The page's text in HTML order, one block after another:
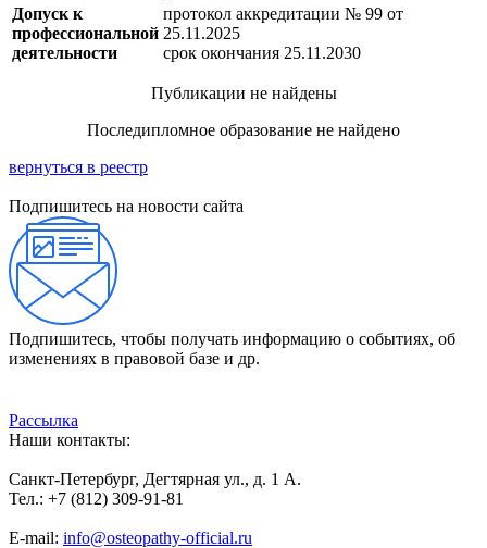
Допуск к
профессиональной
деятельности
протокол аккредитации № 99 от
25.11.2025
срок окончания 25.11.2030
Публикации не найдены
Последипломное образование не найдено
вернуться в реестр
Подпишитесь на новости сайта
Подпишитесь, чтобы получать информацию о событиях, об
изменениях в правовой базе и др.
Рассылка
Наши контакты:
Санкт-Петербург, Дегтярная ул., д. 1 А.
Тел.: +7 (812) 309-91-81
E-mail: info@osteopathy-official.ru